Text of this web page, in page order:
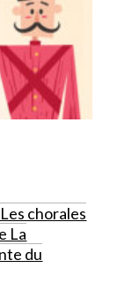
chorales
La
du